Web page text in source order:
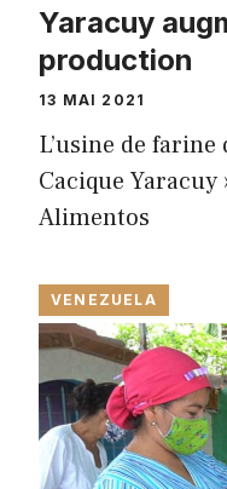
Yaracuy
production
13 MAI 2021
L’usine de
Cacique
Alimentos
VENEZUELA